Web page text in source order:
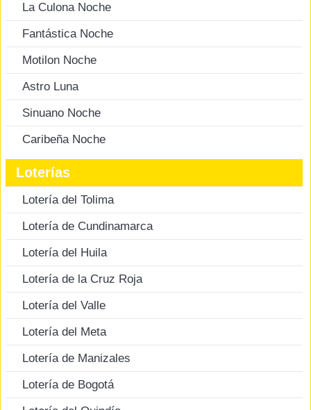
La Culona Noche
Fantástica Noche
Motilon Noche
Astro Luna
Sinuano Noche
Caribeña Noche
Loterías
Lotería del Tolima
Lotería de Cundinamarca
Lotería del Huila
Lotería de la Cruz Roja
Lotería del Valle
Lotería del Meta
Lotería de Manizales
Lotería de Bogotá